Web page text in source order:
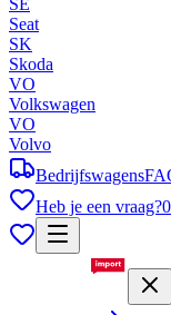
SE
Seat
SK
Skoda
VO
Volkswagen
VO
Volvo
Bedrijfswagens
Heb je een vraag?